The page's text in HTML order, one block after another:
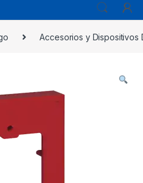
Accesorios y Dispositivos